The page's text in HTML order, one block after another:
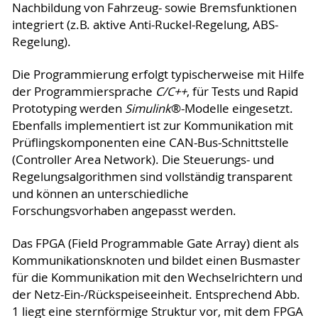
Nachbildung von Fahrzeug- sowie Bremsfunktionen
integriert (z.B. aktive Anti-Ruckel-Regelung, ABS-
Regelung).
Die Programmierung erfolgt typischerweise mit Hilfe
der Programmiersprache C/C++, für Tests und Rapid
Prototyping werden Simulink®-Modelle eingesetzt.
Ebenfalls implementiert ist zur Kommunikation mit
Prüflingskomponenten eine CAN-Bus-Schnittstelle
(Controller Area Network). Die Steuerungs- und
Regelungsalgorithmen sind vollständig transparent
und können an unterschiedliche
Forschungsvorhaben angepasst werden.
Das FPGA (Field Programmable Gate Array) dient als
Kommunikationsknoten und bildet einen Busmaster
für die Kommunikation mit den Wechselrichtern und
der Netz-Ein-/Rückspeiseeinheit. Entsprechend Abb.
1 liegt eine sternförmige Struktur vor, mit dem FPGA